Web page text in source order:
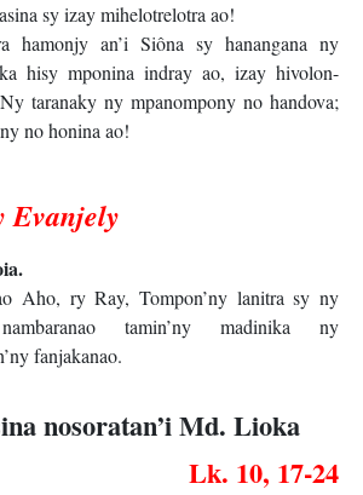
sy izay mihelotrelotra ao!
hamonjy an’i Siôna sy hanangana ny
ka hisy mponina indray ao, izay hivolon-
taranaky ny mpanompony no handova;
no honina ao!
Evanjely
Aho, ry Ray, Tompon’ny lanitra sy ny
tamin’ny madinika ny
fanjakanao.
nosoratan’i Md. Lioka
Lk. 10, 17-24